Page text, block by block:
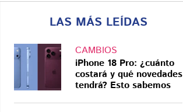
LAS MÁS LEÍDAS
CAMBIOS
iPhone 18 Pro: ¿cuánto
costará y qué novedades
tendrá? Esto sabemos